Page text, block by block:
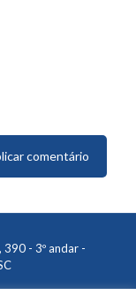
390 - 3º andar -